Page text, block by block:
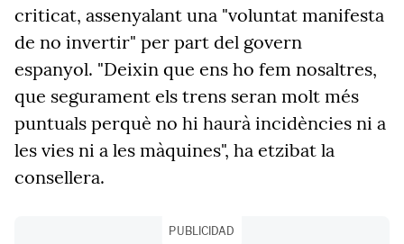
criticat, assenyalant una "voluntat manifesta
de no invertir" per part del govern
espanyol. "Deixin que ens ho fem nosaltres,
que segurament els trens seran molt més
puntuals perquè no hi haurà incidències ni a
les vies ni a les màquines", ha etzibat la
consellera.
PUBLICIDAD